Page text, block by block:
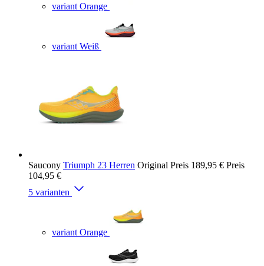
variant Orange
variant Weiß
Saucony Triumph 23 Herren Original Preis 189,95 € Preis
104,95 €
5 varianten
variant Orange